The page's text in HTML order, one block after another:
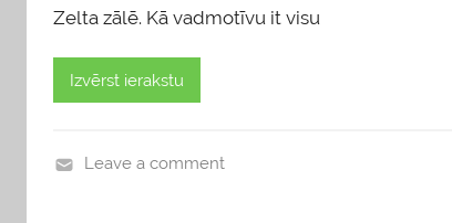
Zelta zālē. Kā vadmotīvu it visu
Izvērst ierakstu
Leave a comment